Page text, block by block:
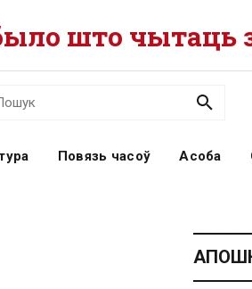
што чытаць
Повязь часоў Асоба